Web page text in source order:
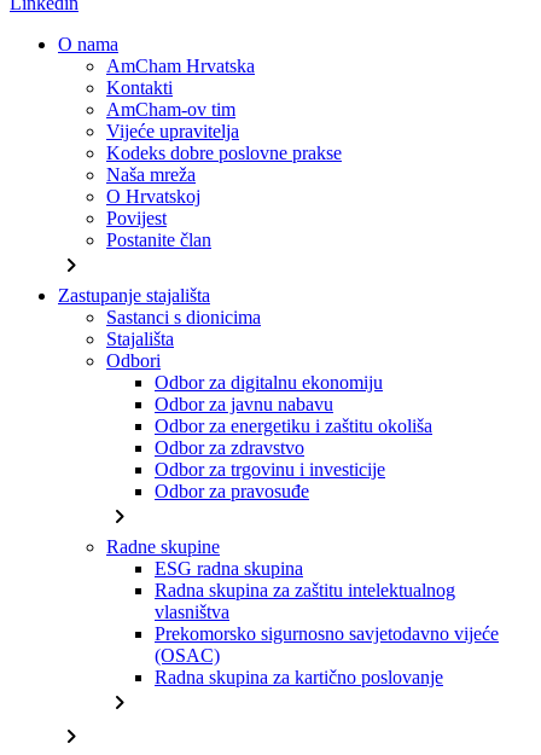
O nama
AmCham Hrvatska
Kontakti
AmCham-ov tim
Vijeće upravitelja
Kodeks dobre poslovne prakse
Naša mreža
O Hrvatskoj
Povijest
Postanite član
chevron_right
Zastupanje stajališta
Sastanci s dionicima
Stajališta
Odbori
Odbor za digitalnu ekonomiju
Odbor za javnu nabavu
Odbor za energetiku i zaštitu okoliša
Odbor za zdravstvo
Odbor za trgovinu i investicije
Odbor za pravosuđe
chevron_right
Radne skupine
ESG radna skupina
Radna skupina za zaštitu intelektualnog
vlasništva
Prekomorsko sigurnosno savjetodavno vijeće
(OSAC)
Radna skupina za kartično poslovanje
chevron_right
chevron_right